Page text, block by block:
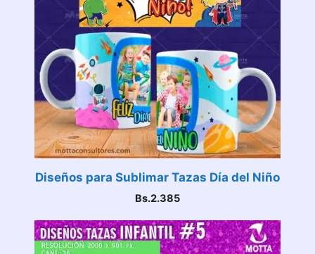
Diseños para Sublimar Tazas Día del Niño
Bs.2.385